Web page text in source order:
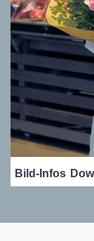
Bild-Infos